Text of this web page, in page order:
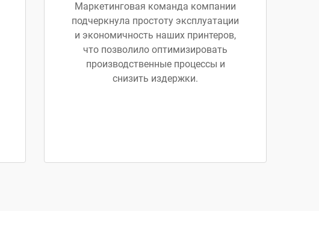
Маркетинговая команда компании
подчеркнула простоту эксплуатации
и экономичность наших принтеров,
что позволило оптимизировать
производственные процессы и
снизить издержки.